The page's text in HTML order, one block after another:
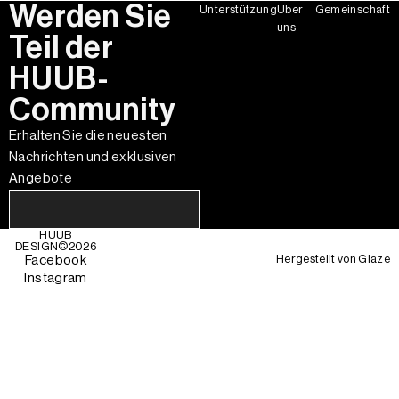
Werden Sie
Teil der
HUUB-
Community
Erhalten Sie die neuesten
Nachrichten und exklusiven
Angebote
UnterstützungÜber
uns
Gemeinschaft
HUUB
DESIGN©2026
Facebook
Instagram
Hergestellt vonGlaze